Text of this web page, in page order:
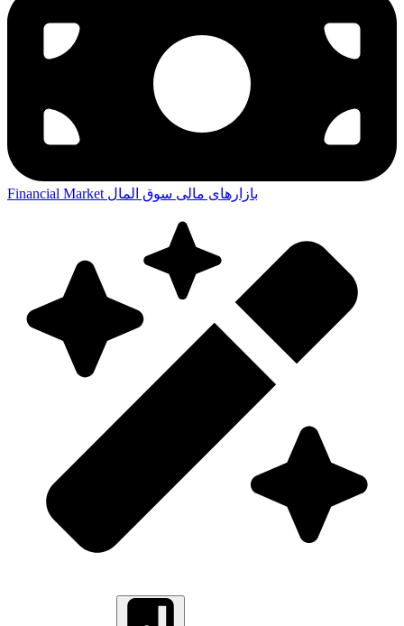
Financial Market بازارهای مالی سوق المال